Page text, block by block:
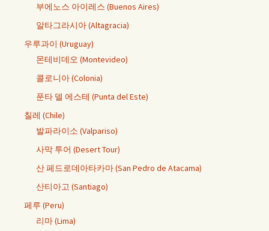
부에노스 아이레스 (Buenos Aires)
알타그라시아 (Altagracia)
우루과이 (Uruguay)
몬테비데오 (Montevideo)
콜로니아 (Colonia)
푼타 델 에스테 (Punta del Este)
칠레 (Chile)
발파라이소 (Valpariso)
사막 투어 (Desert Tour)
산 페드로데아타카마 (San Pedro de Atacama)
산티아고 (Santiago)
페루 (Peru)
리마 (Lima)